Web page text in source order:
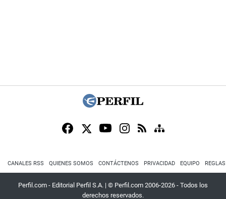
CANALES RSS QUIENES SOMOS CONTÁCTENOS PRIVACIDAD EQUIPO
Perfil.com - Editorial Perfil S.A. | © Perfil.com 2006-2026 - Todos los
derechos reservados.